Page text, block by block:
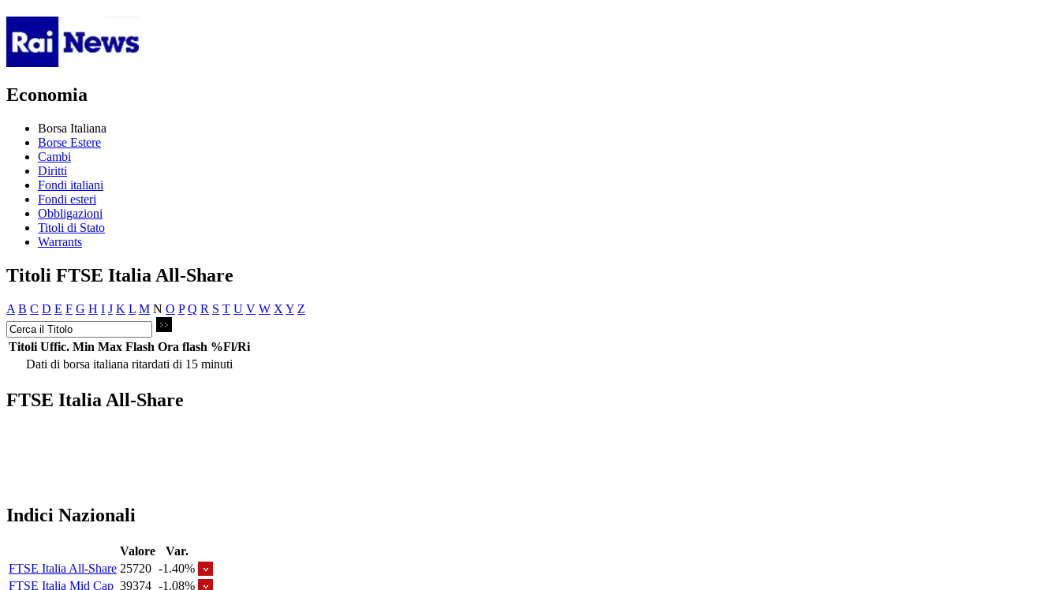
Economia
Borsa Italiana
Borse Estere
Cambi
Diritti
Fondi italiani
Fondi esteri
Obbligazioni
Titoli di Stato
Warrants
Titoli FTSE Italia All-Share
A B C D E F G H I J K L M N O P Q R S T U V W X Y Z
Titoli Uffic. Min Max Flash Ora flash %Fl/Ri
Dati di borsa italiana ritardati di 15 minuti
FTSE Italia All-Share
Indici Nazionali
Valore
Var.
FTSE Italia All-Share 25720 -1.40%
FTSE Italia Mid Cap 39374 -1.08%